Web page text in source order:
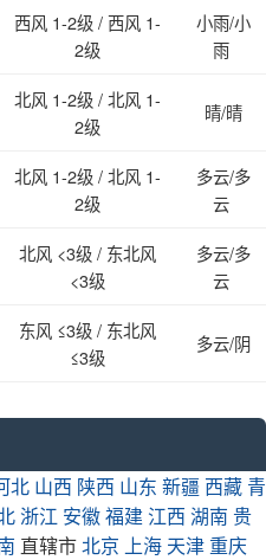
西风 1-2级 / 西风 1-
2级
小雨/小
雨
北风 1-2级 / 北风 1-
2级
晴/晴
北风 1-2级 / 北风 1-
2级
多云/多
云
北风 <3级 / 东北风
<3级
多云/多
云
东风 ≤3级 / 东北风
≤3级
多云/阴
北 山西 陕西 山东 新疆 西藏 青
浙江 安徽福建 江西 湖南 贵
直辖市北京 上海 天津 重庆